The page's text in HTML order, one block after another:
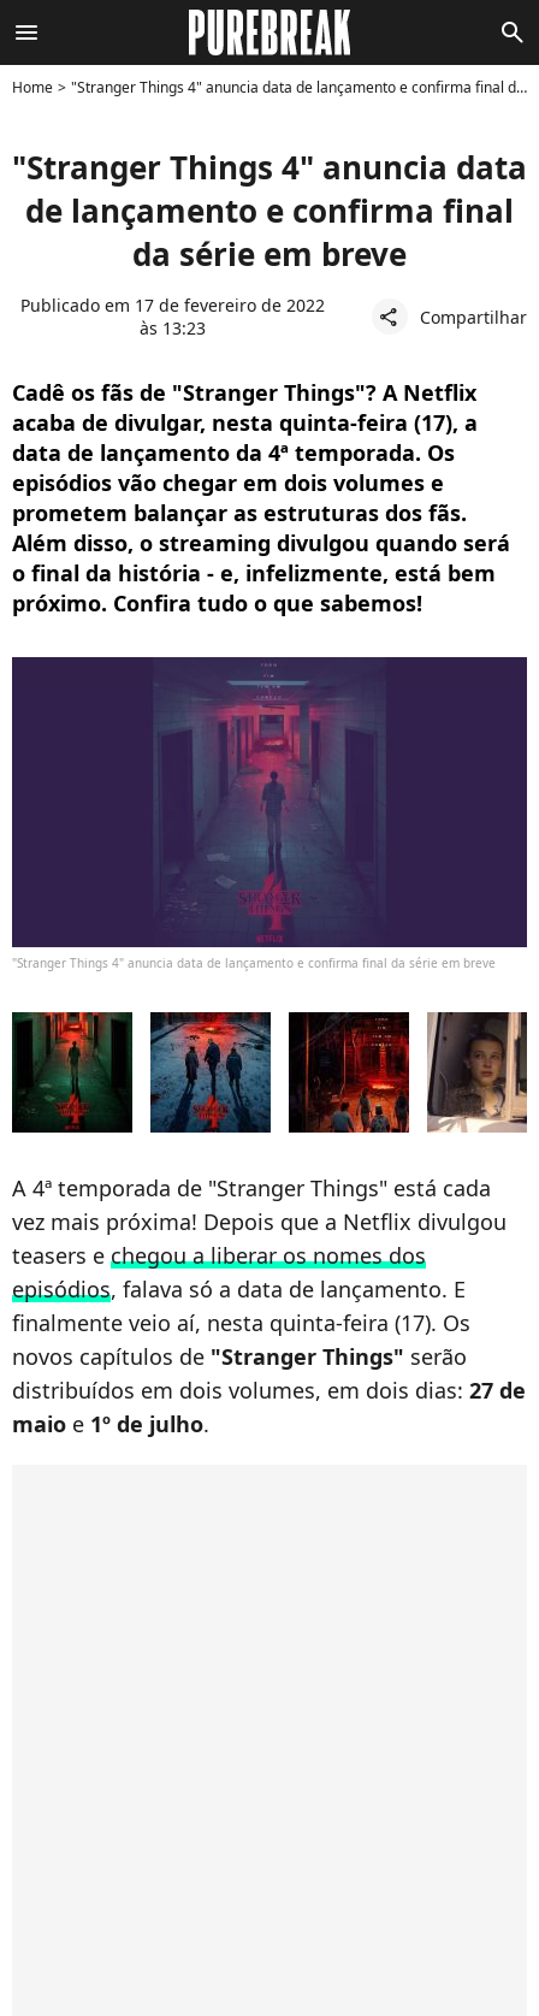
menu search
Home "Stranger Things 4" anuncia data de lançamento e confirma final da série em breve
"Stranger Things 4" anuncia data
de lançamento e confirma final
da série em breve
Publicado em 17 de fevereiro de 2022
às 13:23
share Compartilhar
Cadê os fãs de "Stranger Things"? A Netflix
acaba de divulgar, nesta quinta-feira (17), a
data de lançamento da 4ª temporada. Os
episódios vão chegar em dois volumes e
prometem balançar as estruturas dos fãs.
Além disso, o streaming divulgou quando será
o final da história - e, infelizmente, está bem
próximo. Confira tudo o que sabemos!
"Stranger Things 4" anuncia data de lançamento e confirma final da série em breve
A 4ª temporada de "Stranger Things" está cada
vez mais próxima! Depois que a Netflix divulgou
teasers e chegou a liberar os nomes dos
episódios, falava só a data de lançamento. E
finalmente veio aí, nesta quinta-feira (17). Os
novos capítulos de "Stranger Things" serão
distribuídos em dois volumes, em dois dias: 27 de
maio e 1º de julho.